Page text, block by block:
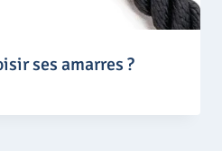
ses amarres ?